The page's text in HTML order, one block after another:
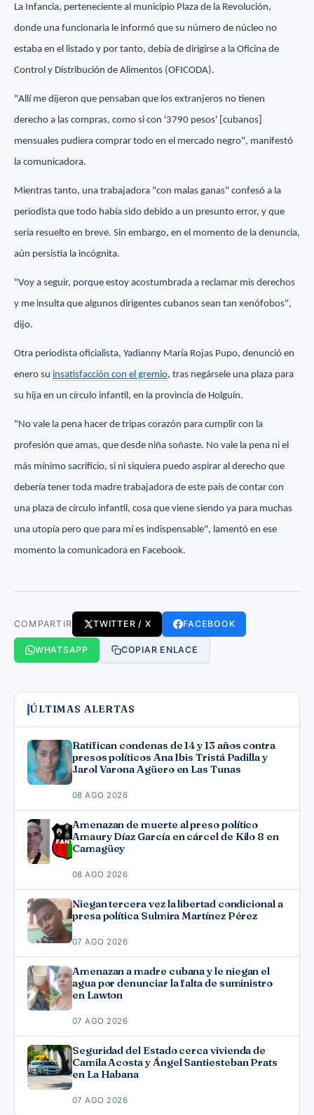
La Infancia, perteneciente al municipio Plaza de la Revolución,
donde una funcionaria le informó que su número de núcleo no
estaba en el listado y por tanto, debía de dirigirse a la Oficina de
Control y Distribución de Alimentos (OFICODA).
"Allí me dijeron que pensaban que los extranjeros no tienen
derecho a las compras, como si con '3790 pesos' [cubanos]
mensuales pudiera comprar todo en el mercado negro", manifestó
la comunicadora.
Mientras tanto, una trabajadora "con malas ganas" confesó a la
periodista que todo había sido debido a un presunto error, y que
sería resuelto en breve. Sin embargo, en el momento de la denuncia,
aún persistía la incógnita.
"Voy a seguir, porque estoy acostumbrada a reclamar mis derechos
y me insulta que algunos dirigentes cubanos sean tan xenófobos",
dijo.
Otra periodista oficialista, Yadianny María Rojas Pupo, denunció en
enero su insatisfacción con el gremio, tras negársele una plaza para
su hija en un círculo infantil, en la provincia de Holguín.
"No vale la pena hacer de tripas corazón para cumplir con la
profesión que amas, que desde niña soñaste. No vale la pena ni el
más mínimo sacrificio, si ni siquiera puedo aspirar al derecho que
debería tener toda madre trabajadora de este país de contar con
una plaza de círculo infantil, cosa que viene siendo ya para muchas
una utopía pero que para mí es indispensable", lamentó en ese
momento la comunicadora en Facebook.
COMPARTIR TWITTER / X FACEBOOK
WHATSAPP COPIAR ENLACE
ÚLTIMAS ALERTAS
Ratifican condenas de 14 y 13 años contra
presos políticos Ana Ibis Tristá Padilla y
Jarol Varona Agüero en Las Tunas
08 AGO 2026
Amenazan de muerte al preso político
Amaury Díaz García en cárcel de Kilo 8 en
Camagüey
08 AGO 2026
Niegan tercera vez la libertad condicional a
presa política Sulmira Martínez Pérez
07 AGO 2026
Amenazan a madre cubana y le niegan el
agua por denunciar la falta de suministro
en Lawton
07 AGO 2026
Seguridad del Estado cerca vivienda de
Camila Acosta y Ángel Santiesteban Prats
en La Habana
07 AGO 2026